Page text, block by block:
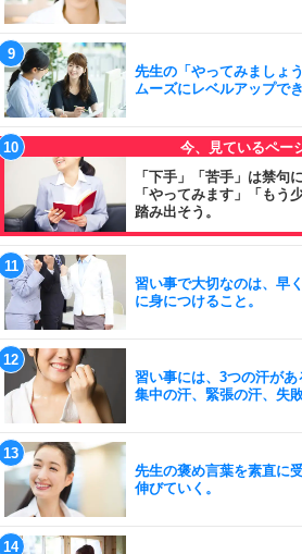
先生の「やってみましょ
ムーズにレベルアップでき
「下手」「苦手」は禁句
「やってみます」「もう
踏み出そう。
習い事で大切なのは、早
に身につけること。
習い事には、3つの汗があ
集中の汗、緊張の汗、失敗
先生の褒め言葉を素直に
伸びていく。